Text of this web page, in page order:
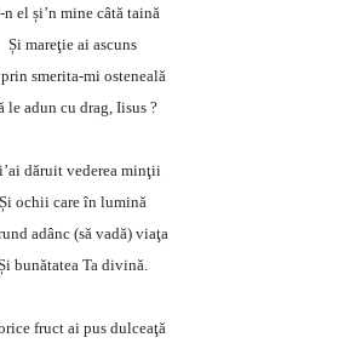
n el și’n mine câtă taină
Și mareţie ai ascuns
smerita-mi osteneală
le adun cu drag, Iisus ?
dăruit vederea minţii
Și ochii care în lumină
adânc (să vadă) viaţa
bunătatea Ta divină.
fruct ai pus dulceaţă